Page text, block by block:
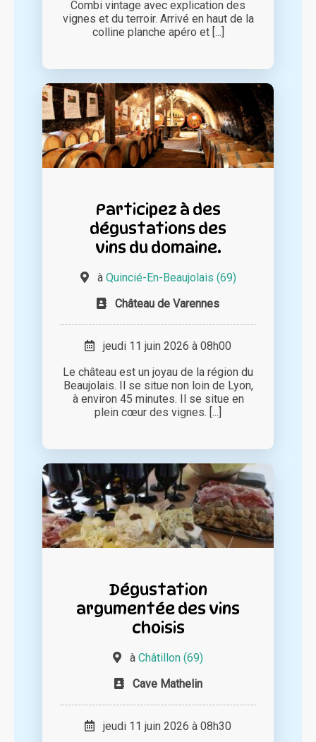
Combi vintage avec explication des
vignes et du terroir. Arrivé en haut de la
colline planche apéro et [...]
Participez à des
dégustations des
vins du domaine.
à Quincié-En-Beaujolais (69)
Château de Varennes
jeudi 11 juin 2026 à 08h00
Le château est un joyau de la région du
Beaujolais. Il se situe non loin de Lyon,
à environ 45 minutes. Il se situe en
plein cœur des vignes. [...]
Dégustation
argumentée des vins
choisis
à Châtillon (69)
Cave Mathelin
jeudi 11 juin 2026 à 08h30